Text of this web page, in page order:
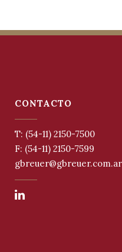
CONTACTO
T: (54-11) 2150-7500
F: (54-11) 2150-7599
gbreuer@gbreuer.com.ar